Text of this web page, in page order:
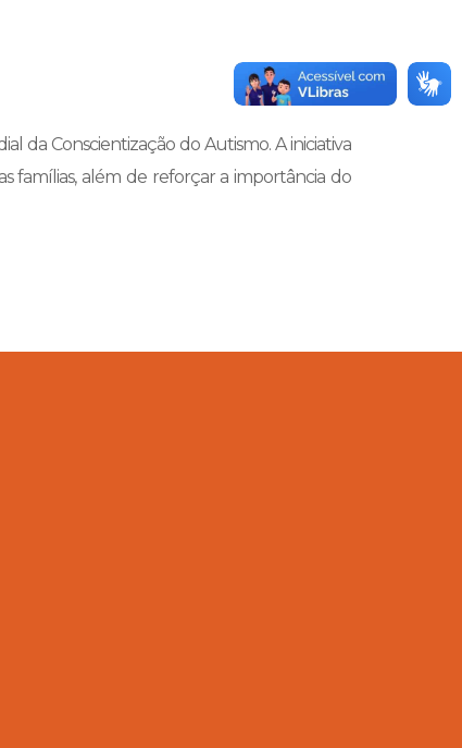
da Conscientização do Autismo. A iniciativa
famílias, além de reforçar a importância do